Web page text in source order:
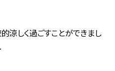
涼しく過ごすことができまし